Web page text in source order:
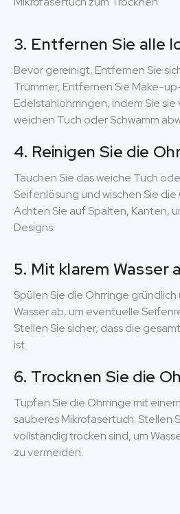
3. Entfernen Sie alle
Bevor gereinigt, Entfernen Sie
Trümmer, Entfernen Sie Make-
Edelstahlohrringen, indem Sie
weichen Tuch oder Schwamm
4. Reinigen Sie die
Tauchen Sie das weiche Tuch
Seifenlösung und wischen Sie
Achten Sie auf Spalten, Kanten,
Designs.
5. Mit klarem Wasser
Spülen Sie die Ohrringe
Wasser ab, um eventuelle
Stellen Sie sicher, dass die
ist.
6. Trocknen Sie die
Tupfen Sie die Ohrringe mit
sauberes Mikrofasertuch. Stellen
vollständig trocken sind, um
zu vermeiden.